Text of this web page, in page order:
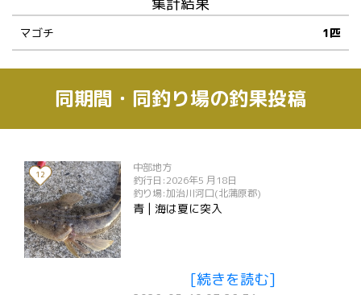
マゴチ 1匹
同期間・同釣り場の釣果投稿
中部地方
釣行日:2026年5 月18日
釣り場:加治川河口(北蒲原郡)
青 | 海は夏に突入
[続きを読む]
12